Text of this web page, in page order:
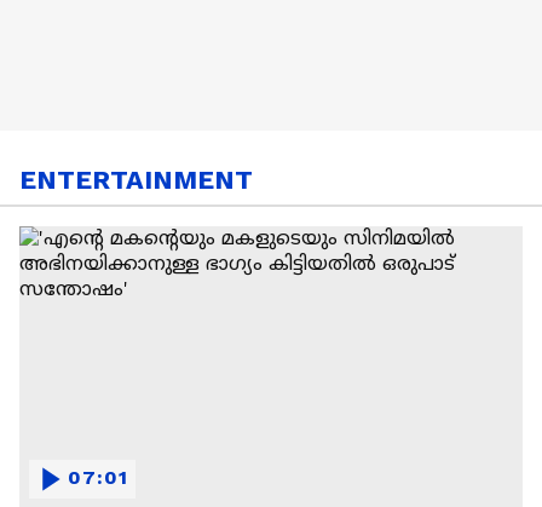
ENTERTAINMENT
07:01